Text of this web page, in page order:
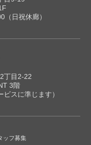
日祝休廊）
丁目2-22
3階
スに準じます）
ッフ募集